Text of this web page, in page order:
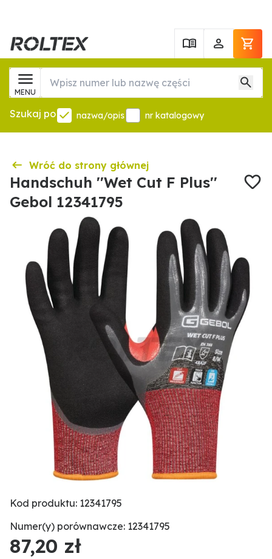
MENU
Szukaj po nazwa/opis nr katalogowy
Wróć do strony głównej
Handschuh ''Wet Cut F Plus''
Gebol 12341795
Kod produktu: 12341795
Numer(y) porównawcze: 12341795
87,20 zł